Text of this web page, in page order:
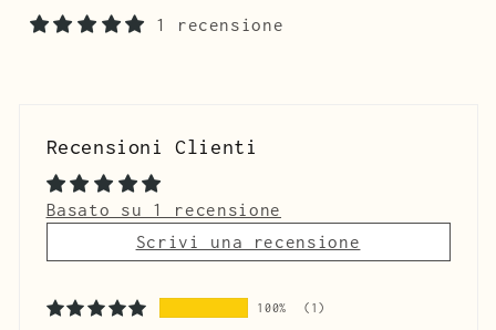
1 recensione
Recensioni Clienti
Basato su 1 recensione
Scrivi una recensione
100% (1)